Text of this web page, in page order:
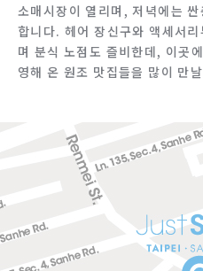
소매시장이 열리며, 저녁에는
합니다. 헤어 장신구와 액세서
며 분식 노점도 즐비한데, 이곳
영해 온 원조 맛집들을 많이 만